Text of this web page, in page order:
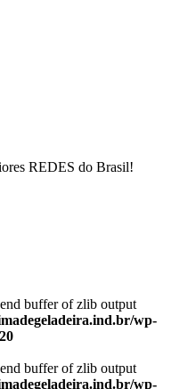
REDES do Brasil!
buffer of zlib output
wp-
buffer of zlib output
wp-